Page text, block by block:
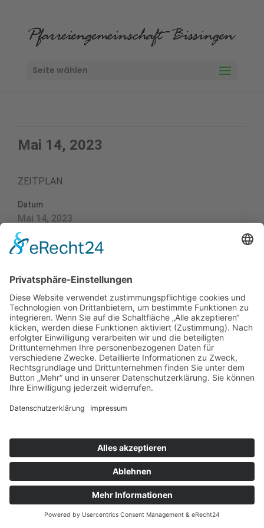
Seite wählen
Mai 14, 2023
ZEITPLAN
Datum
Mai 14, 2023
Zeit
9:00
Gemeindegottesdienst
Ort:
Bissingen
Pfarreiengemeinschaft Bissingen ©2024 |
Impressum|Datenschutz